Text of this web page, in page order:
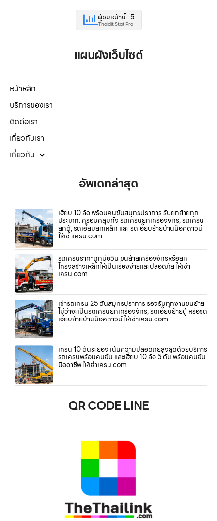
ผู้ชมหน้านี้ : 5
Thaidit Stat Pro
แผนผังเว็บไซต์
หน้าหลัก
บริการของเรา
ติดต่อเรา
เกี่ยวกับเรา
เกี่ยวกับ
อัพเดทล่าสุด
เฮี๊ยบ 10 ล้อ พร้อมคนขับสมุทรปราการ รับยกย้ายทุก
ประเภท: ครอบคลุมทั้ง รถเครนยกเครื่องจักร, รถเครน
ยกตู้, รถเฮี๊ยบยกเหล็ก และ รถเฮี๊ยบย้ายบ้านน็อคดาวน์
ให้เช่าเครน.com
รถเครนราคาถูกบ่อวิน ขนย้ายเครื่องจักรหรือยก
โครงสร้างเหล็กให้เป็นเรื่องง่ายและปลอดภัย ให้เช่า
เครน.com
เช่ารถเครน 25 ตันสมุทรปราการ รองรับทุกงานขนย้าย
ไม่ว่าจะเป็นรถเครนยกเครื่องจักร, รถเฮี๊ยบย้ายตู้ หรือรถ
เฮี๊ยบย้ายบ้านน็อคดาวน์ ให้เช่าเครน.com
เครน 10 ตันระยอง เน้นความปลอดภัยสูงสุดด้วยบริการ
รถเครนพร้อมคนขับ และเฮี๊ยบ 10 ล้อ 5 ตัน พร้อมคนขับ
มืออาชีพ ให้เช่าเครน.com
QR CODE LINE